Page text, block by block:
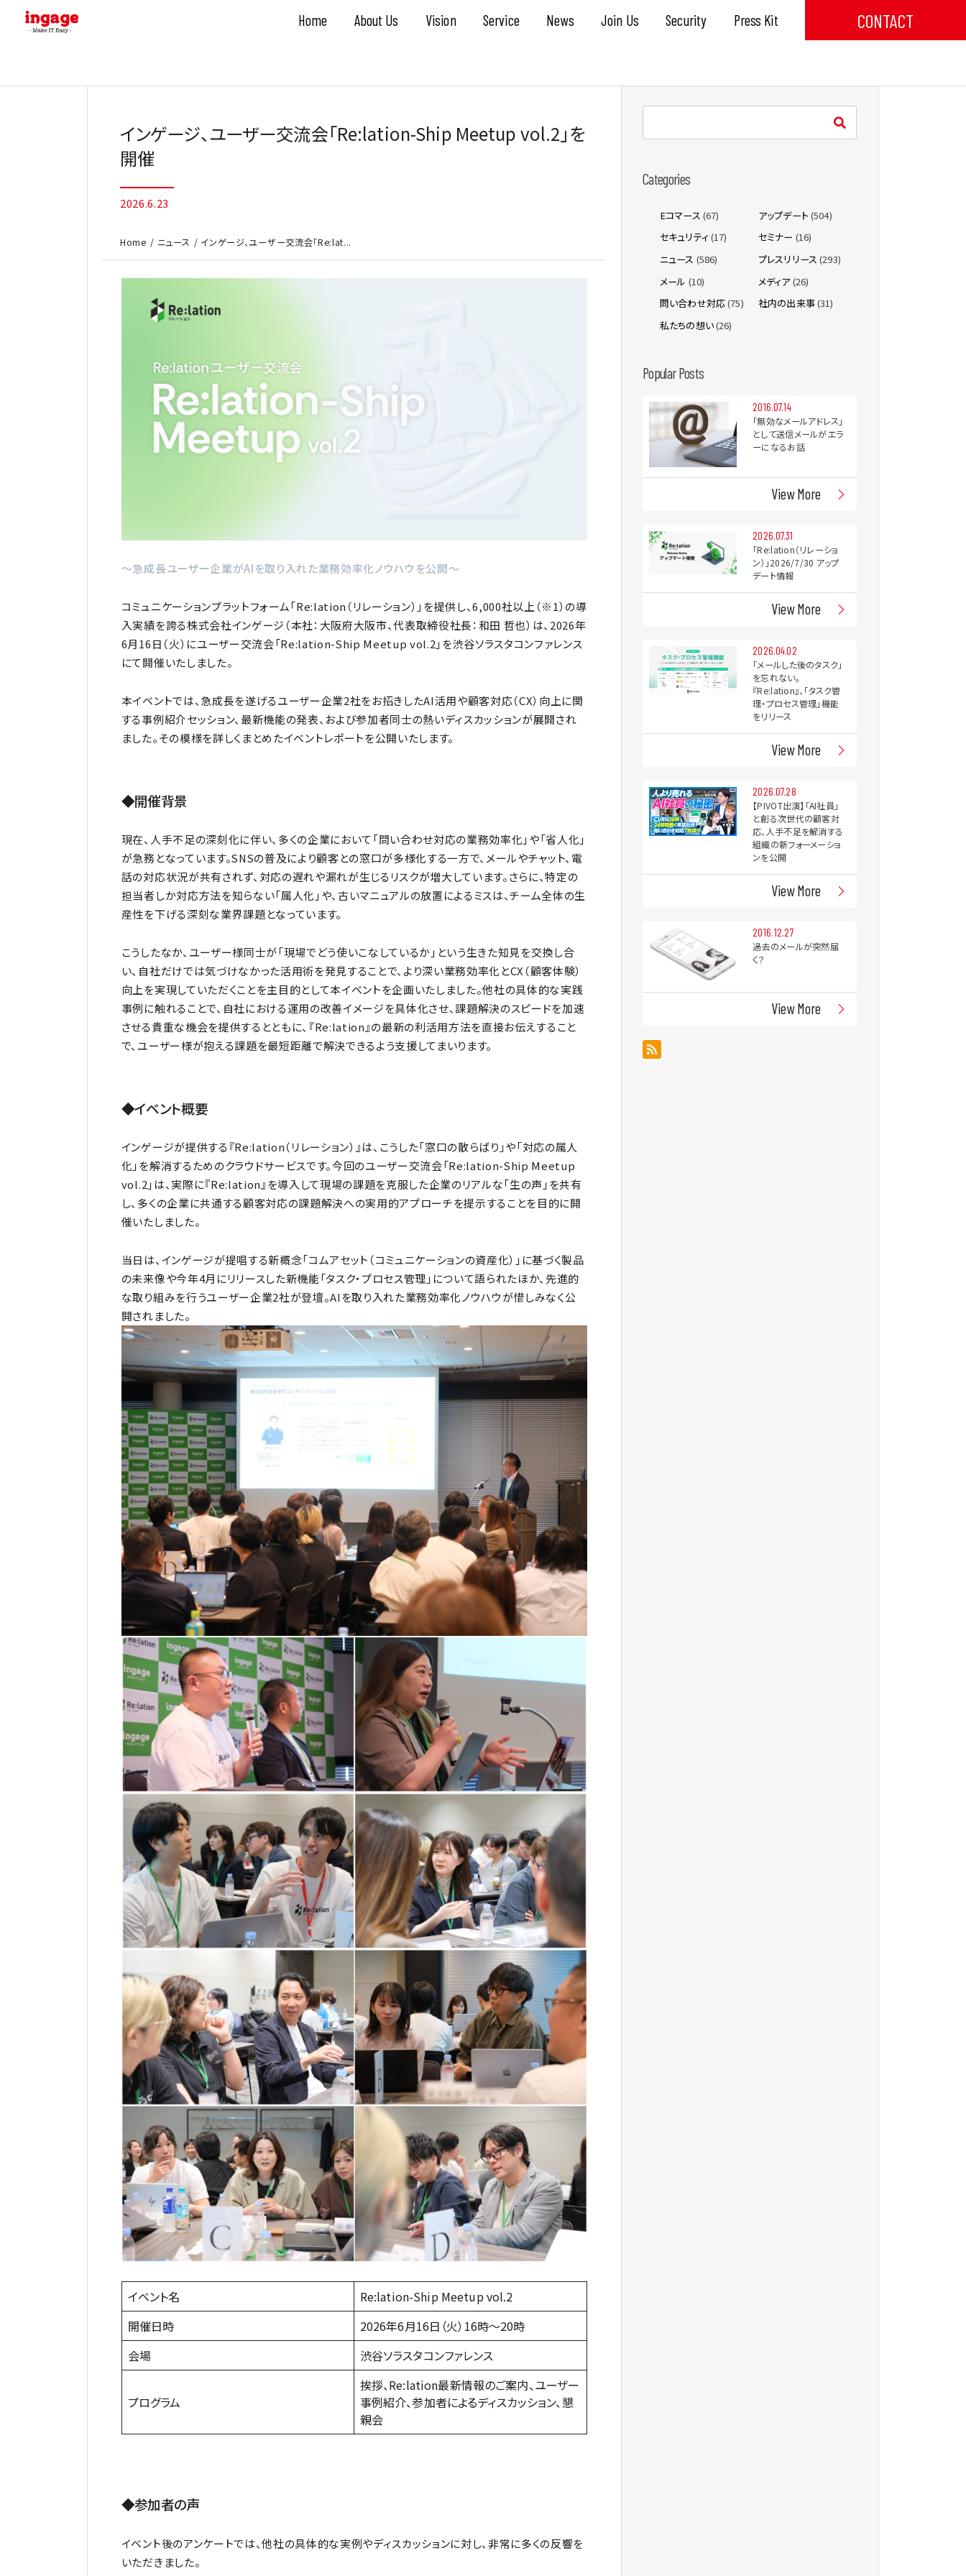
Home About Us Vision Service News Join Us Security Press Kit CONTACT
インゲージ、ユーザー交流会「Re:lation-Ship Meetup vol.2」を
開催
2026.6.23
Home ニュース インゲージ、ユーザー交流会「Re:lat...
～急成長ユーザー企業がAIを取り入れた業務効率化ノウハウを公開～
コミュニケーションプラットフォーム「Re:lation（リレーション）」を提供し、6,000社以上（※1）の導
入実績を誇る株式会社インゲージ（本社：大阪府大阪市、代表取締役社長：和田 哲也）は、2026年
6月16日（火）にユーザー交流会「Re:lation-Ship Meetup vol.2」を渋谷ソラスタコンファレンス
にて開催いたしました。
本イベントでは、急成長を遂げるユーザー企業2社をお招きしたAI活用や顧客対応（CX）向上に関
する事例紹介セッション、最新機能の発表、および参加者同士の熱いディスカッションが展開され
ました。その模様を詳しくまとめたイベントレポートを公開いたします。
◆開催背景
現在、人手不足の深刻化に伴い、多くの企業において「問い合わせ対応の業務効率化」や「省人化」
が急務となっています。SNSの普及により顧客との窓口が多様化する一方で、メールやチャット、電
話の対応状況が共有されず、対応の遅れや漏れが生じるリスクが増大しています。さらに、特定の
担当者しか対応方法を知らない「属人化」や、古いマニュアルの放置によるミスは、チーム全体の生
産性を下げる深刻な業界課題となっています。
こうしたなか、ユーザー様同士が「現場でどう使いこなしているか」という生きた知見を交換し合
い、自社だけでは気づけなかった活用術を発見することで、より深い業務効率化とCX（顧客体験）
向上を実現していただくことを主目的として本イベントを企画いたしました。他社の具体的な実践
事例に触れることで、自社における運用の改善イメージを具体化させ、課題解決のスピードを加速
させる貴重な機会を提供するとともに、『Re:lation』の最新の利活用方法を直接お伝えすること
で、ユーザー様が抱える課題を最短距離で解決できるよう支援してまいります。
◆イベント概要
インゲージが提供する『Re:lation（リレーション）』は、こうした「窓口の散らばり」や「対応の属人
化」を解消するためのクラウドサービスです。今回のユーザー交流会「Re:lation-Ship Meetup
vol.2」は、実際に『Re:lation』を導入して現場の課題を克服した企業のリアルな「生の声」を共有
し、多くの企業に共通する顧客対応の課題解決への実用的アプローチを提示することを目的に開
催いたしました。
当日は、インゲージが提唱する新概念「コムアセット（コミュニケーションの資産化）」に基づく製品
の未来像や今年4月にリリースした新機能「タスク・プロセス管理」について語られたほか、先進的
な取り組みを行うユーザー企業2社が登壇。AIを取り入れた業務効率化ノウハウが惜しみなく公
開されました。
イベント名
Re:lation-Ship Meetup vol.2
開催日時
2026年6月16日（火）16時～20時
会場
渋谷ソラスタコンファレンス
プログラム
挨拶、Re:lation最新情報のご案内、ユーザー
事例紹介、参加者によるディスカッション、懇
親会
◆参加者の声
イベント後のアンケートでは、他社の具体的な実例やディスカッションに対し、非常に多くの反響を
いただきました。
Categories
Eコマース (67) アップデート (504)
セキュリティ (17) セミナー (16)
ニュース (586) プレスリリース (293)
メール (10) メディア (26)
問い合わせ対応(75) 社内の出来事(31)
私たちの想い(26)
Popular Posts
2016.07.14
「無効なメールアドレス」
として送信メールがエラ
ーになるお話
View More
2026.07.31
「Re:lation（リレーショ
ン）」2026/7/30 アップ
デート情報
View More
2026.04.02
「メールした後のタスク」
を忘れない。
『Re:lation』、「タスク管
理・プロセス管理」機能
をリリース
View More
2026.07.28
【PIVOT出演】「AI社員」
と創る次世代の顧客対
応、人手不足を解消する
組織の新フォーメーショ
ンを公開
View More
2016.12.27
過去のメールが突然届
く？
View More